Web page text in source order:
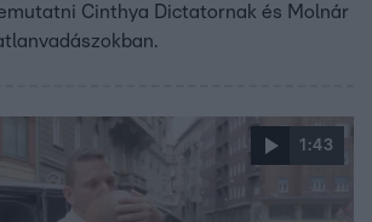
Cinthya Dictatornak és Molnár
1:43